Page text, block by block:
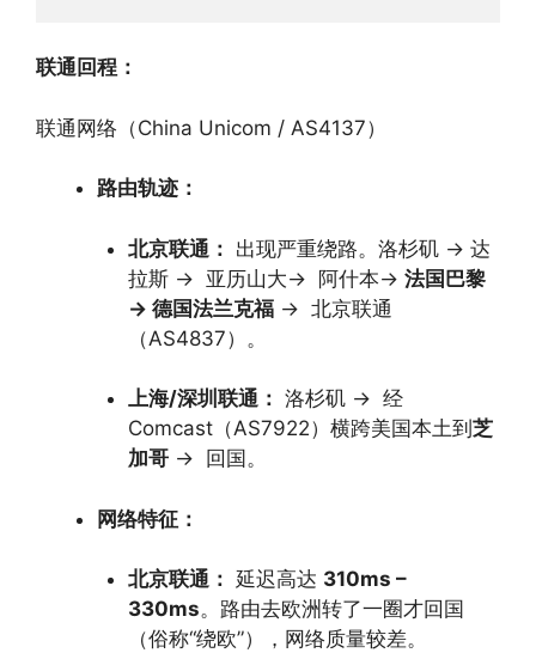
联通回程：
联通网络（China Unicom / AS4137）
路由轨迹：
北京联通： 出现严重绕路。洛杉矶 → 达
拉斯 → 亚历山大→ 阿什本→ 法国巴黎
→ 德国法兰克福 → 北京联通
（AS4837）。
上海/深圳联通： 洛杉矶 → 经
Comcast（AS7922）横跨美国本土到 芝
加哥 → 回国。
网络特征：
北京联通： 延迟高达 310ms –
330ms。路由去欧洲转了一圈才回国
（俗称“绕欧”），网络质量较差。